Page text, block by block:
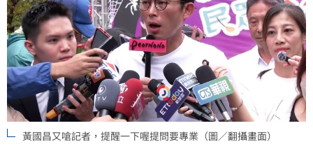
黃國昌又嗆記者，提醒一下喔提問要專業（圖／翻攝畫面）